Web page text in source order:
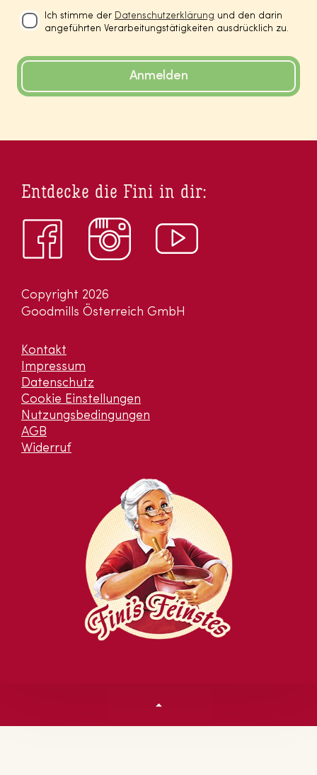
Ich stimme der Datenschutzerklärung und den darin
angeführten Verarbeitungstätigkeiten ausdrücklich zu.
Anmelden
Copyright 2026
Goodmills Österreich GmbH
Kontakt
Impressum
Datenschutz
Cookie Einstellungen
Nutzungsbedingungen
AGB
Widerruf
Entdecke die Fini in dir: